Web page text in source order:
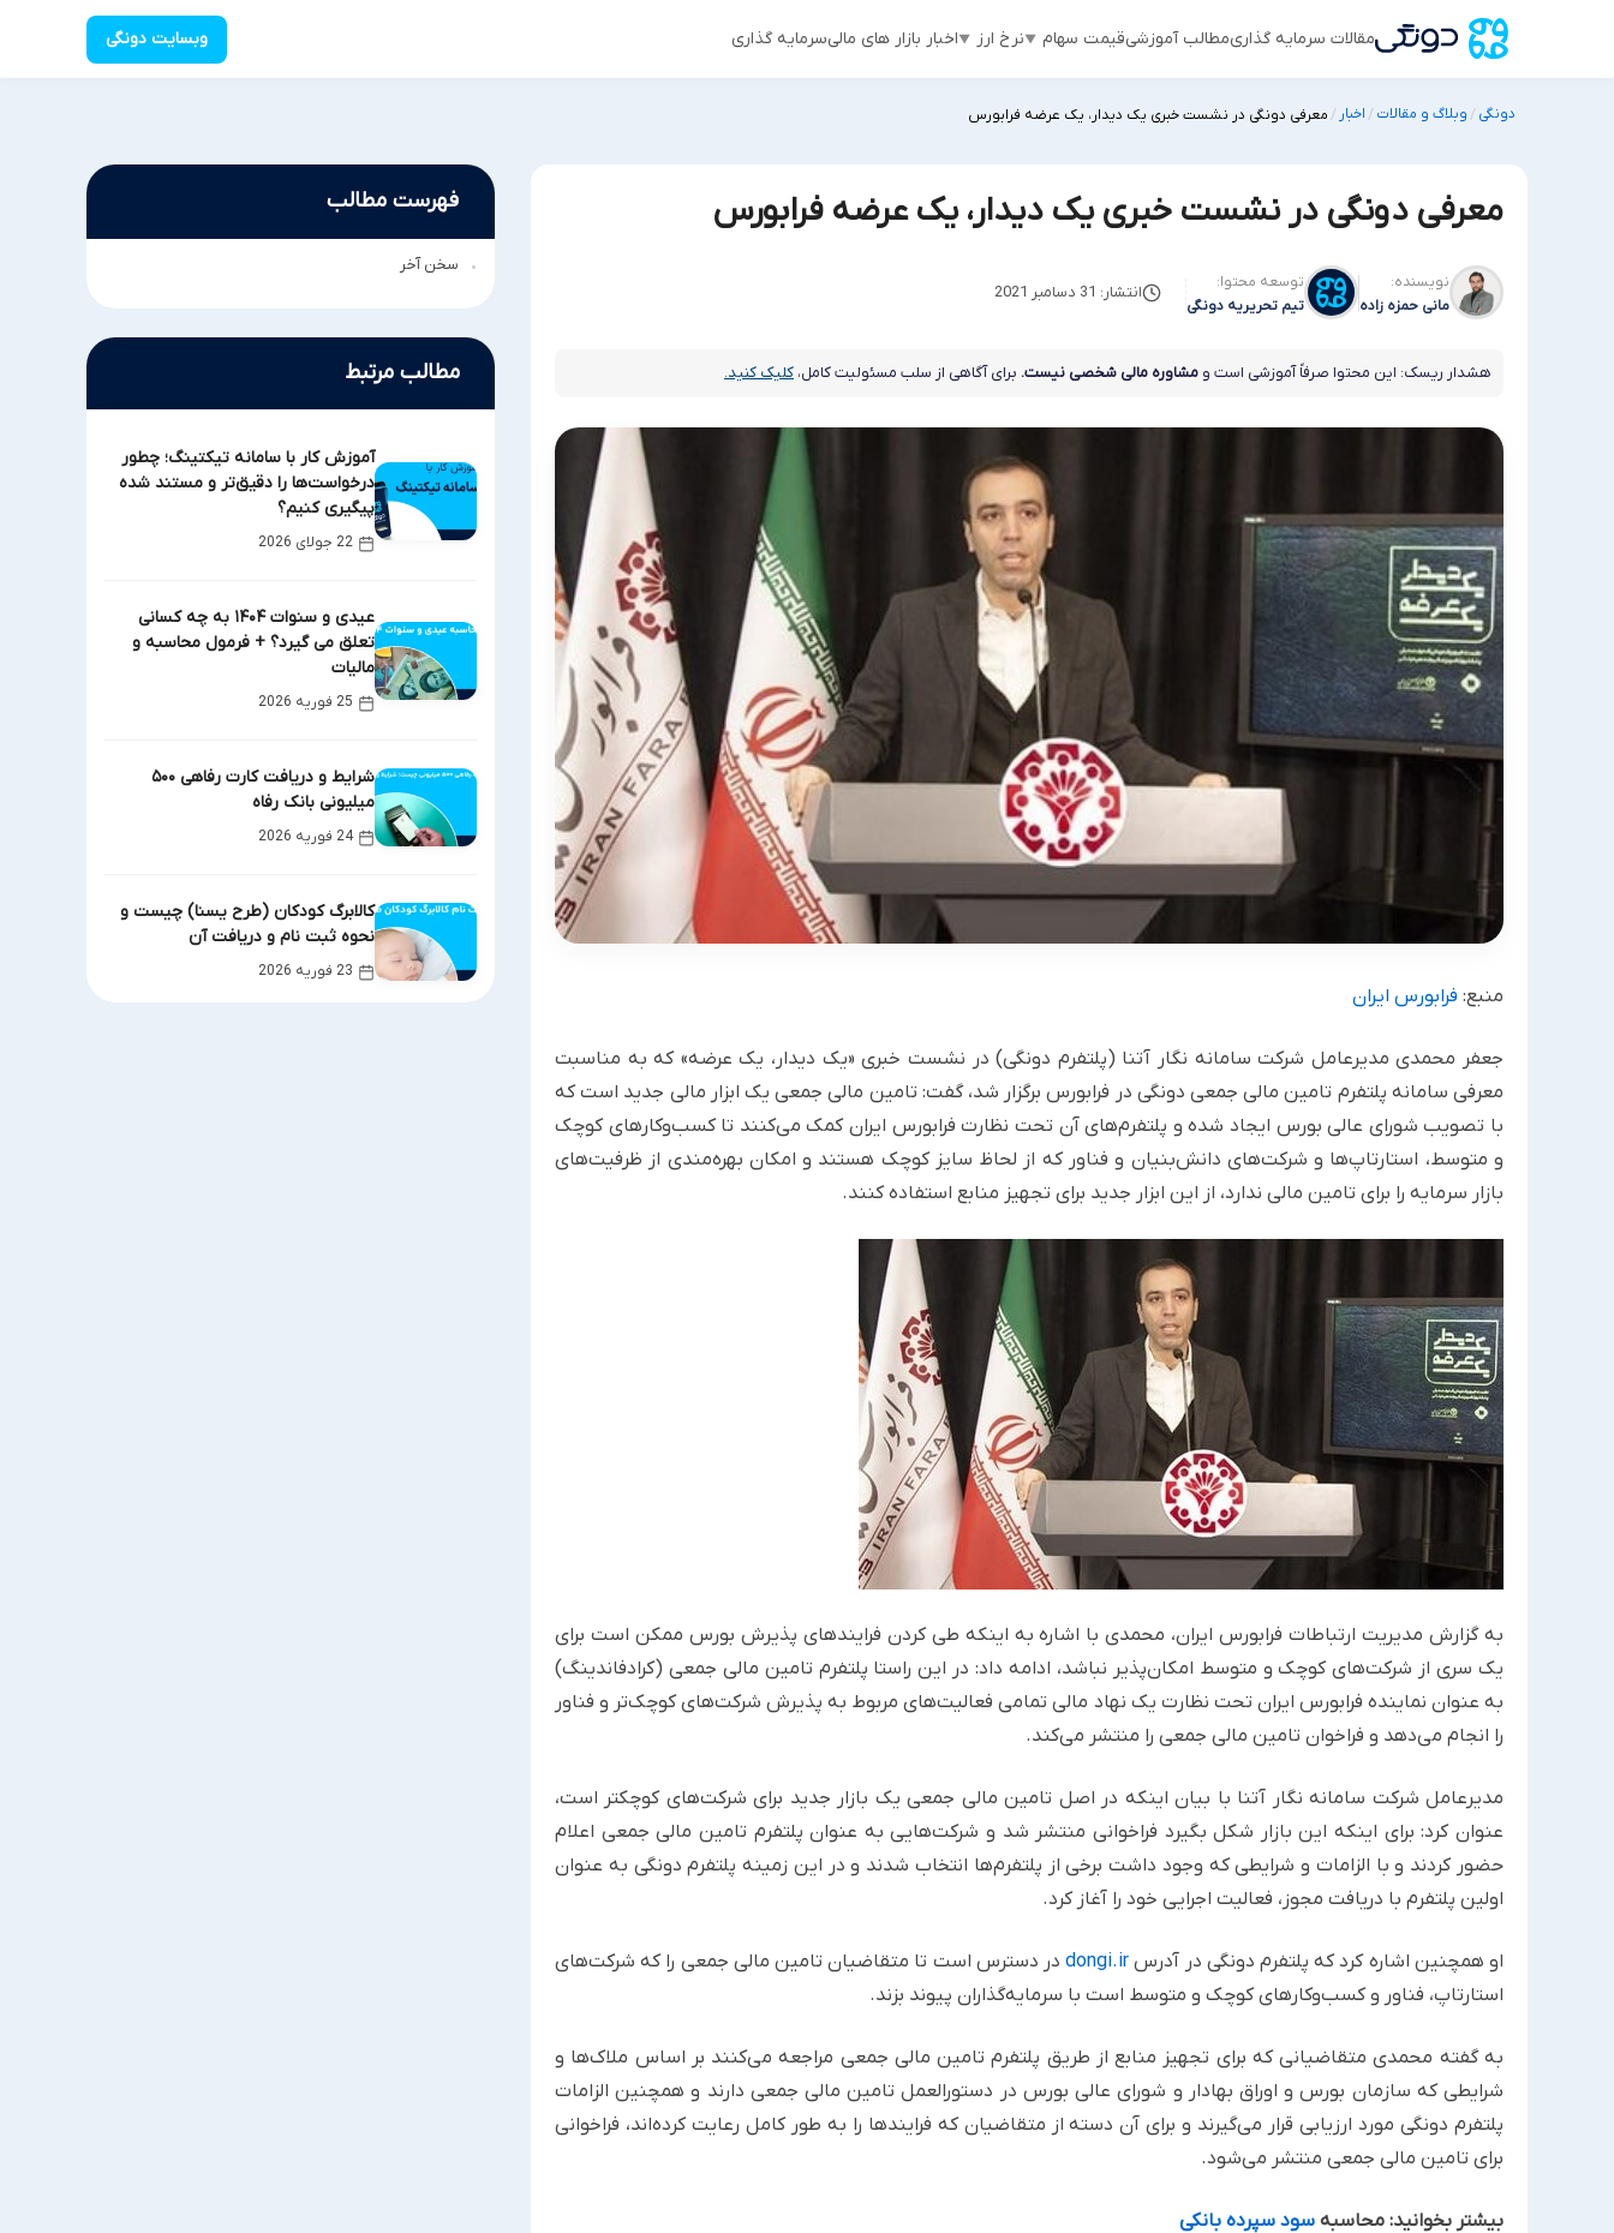
مقالات سرمایه گذاریمطالب آموزشیقیمت سهام نرخ ارز اخبار بازار های مالیسرمایه گذاری وبسایت دونگی
دونگی /وبلاگ و مقالات /اخبار /معرفی دونگی در نشست خبری یک دیدار، یک عرضه فرابورس
معرفی دونگی در نشست خبری یک دیدار، یک عرضه فرابورس
نویسنده:
مانی حمزه زاده
توسعه محتوا:
تیم تحریریه دونگی
انتشار: 31 دسامبر 2021
هشدار ریسک: این محتوا صرفاً آموزشی است و مشاوره مالی شخصی نیست. برای آگاهی از سلب مسئولیت کامل، کلیک کنید.
منبع: فرابورس ایران
جعفر محمدی مدیرعامل شرکت سامانه نگار آتنا (پلتفرم دونگی) در نشست خبری «یک دیدار، یک عرضه» که به مناسبت
معرفی سامانه پلتفرم تامین مالی جمعی دونگی در فرابورس برگزار شد، گفت: تامین مالی جمعی یک ابزار مالی جدید است که
با تصویب شورای عالی بورس ایجاد شده و پلتفرم‌های آن تحت نظارت فرابورس ایران کمک می‌کنند تا کسب‌وکارهای کوچک
و متوسط، استارتاپ‌ها و شرکت‌های دانش‌بنیان و فناور که از لحاظ سایز کوچک هستند و امکان بهره‌مندی از ظرفیت‌های
بازار سرمایه را برای تامین مالی ندارد، از این ابزار جدید برای تجهیز منابع استفاده کنند.
به گزارش مدیریت ارتباطات فرابورس ایران، محمدی با اشاره به اینکه طی کردن فرایندهای پذیرش بورس ممکن است برای
یک سری از شرکت‌های کوچک و متوسط امکان‌پذیر نباشد، ادامه داد: در این راستا پلتفرم تامین مالی جمعی (کرادفاندینگ)
به عنوان نماینده فرابورس ایران تحت نظارت یک نهاد مالی تمامی فعالیت‌های مربوط به پذیرش شرکت‌های کوچک‌تر و فناور
را انجام می‌دهد و فراخوان تامین مالی جمعی را منتشر می‌کند.
مدیرعامل شرکت سامانه نگار آتنا با بیان اینکه در اصل تامین مالی جمعی یک بازار جدید برای شرکت‌های کوچکتر است،
عنوان کرد: برای اینکه این بازار شکل بگیرد فراخوانی منتشر شد و شرکت‌هایی به عنوان پلتفرم تامین مالی جمعی اعلام
حضور کردند و با الزامات و شرایطی که وجود داشت برخی از پلتفرم‌ها انتخاب شدند و در این زمینه پلتفرم دونگی به عنوان
اولین پلتفرم با دریافت مجوز، فعالیت اجرایی خود را آغاز کرد.
او همچنین اشاره کرد که پلتفرم دونگی در آدرس dongi.irدر دسترس است تا متقاضیان تامین مالی جمعی را که شرکت‌های
استارتاپ، فناور و کسب‌وکارهای کوچک و متوسط است با سرمایه‌گذاران پیوند بزند.
به گفته محمدی متقاضیانی که برای تجهیز منابع از طریق پلتفرم تامین مالی جمعی مراجعه می‌کنند بر اساس ملاک‌ها و
شرایطی که سازمان بورس و اوراق بهادار و شورای عالی بورس در دستورالعمل تامین مالی جمعی دارند و همچنین الزامات
پلتفرم دونگی مورد ارزیابی قرار می‌گیرند و برای آن دسته از متقاضیان که فرایندها را به طور کامل رعایت کرده‌اند، فراخوانی
برای تامین مالی جمعی منتشر می‌شود.
بیشتر بخوانید: محاسبه سود سپرده بانکی
فهرست مطالب
سخن آخر
مطالب مرتبط
آموزش کار با سامانه تیکتینگ؛ چطور
درخواست‌ها را دقیق‌تر و مستند شده
پیگیری کنیم؟
22 جولای 2026
عیدی و سنوات ۱۴۰۴ به چه کسانی
تعلق می گیرد؟ + فرمول محاسبه و
مالیات
25 فوریه 2026
شرایط و دریافت کارت رفاهی ۵۰۰
میلیونی بانک رفاه
24 فوریه 2026
کالابرگ کودکان (طرح یسنا) چیست و
نحوه ثبت نام و دریافت آن
23 فوریه 2026